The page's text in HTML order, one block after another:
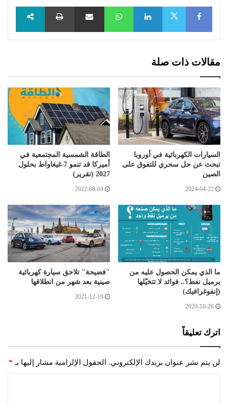
Facebook
LinkedIn
WhatsAppمشاركة عبر البريد طباعة
مقالات ذات صلة
السيارات الكهربائية في أوروبا
تبحث عن حل سحري للتفوق على
الصين
2024-04-22
الطاقة الشمسية المجتمعية في
أميركا قد تنمو 7 غيغاواط بحلول
2027 (تقرير)
2022-08-04
ما الذي يمكن الحصول عليه من
برميل نفط؟.. فوائد لا تتخيّلها
(إنفوغرافيك)
2020-10-26
"فضيحة" تلاحق سيارة كهربائية
صينية بعد شهر من انطلاقها
2021-12-19
اترك تعليقاً
لن يتم نشر عنوان بريدك الإلكتروني. الحقول الإلزامية مشار إليها بـ *